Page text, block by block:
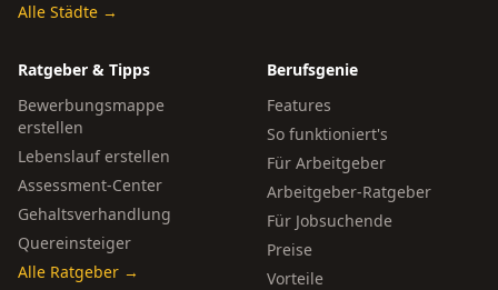
Alle Städte →
Ratgeber & Tipps
Bewerbungsmappe
erstellen
Lebenslauf erstellen
Assessment-Center
Gehaltsverhandlung
Quereinsteiger
Alle Ratgeber →
Berufsgenie
Features
So funktioniert's
Für Arbeitgeber
Arbeitgeber-Ratgeber
Für Jobsuchende
Preise
Vorteile